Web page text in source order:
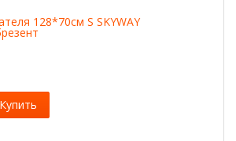
128*70см S SKYWAY
Купить